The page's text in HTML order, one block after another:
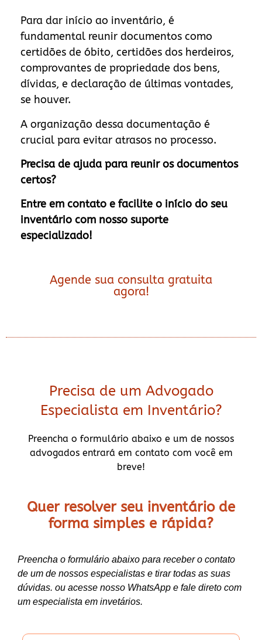
Para dar início ao inventário, é
fundamental reunir documentos como
certidões de óbito, certidões dos herdeiros,
comprovantes de propriedade dos bens,
dívidas, e declaração de últimas vontades,
se houver.
A organização dessa documentação é
crucial para evitar atrasos no processo.
Precisa de ajuda para reunir os documentos
certos?
Entre em contato e facilite o início do seu
inventário com nosso suporte
especializado!
Agende sua consulta gratuita
agora!
Precisa de um Advogado
Especialista em Inventário?
Preencha o formulário abaixo e um de nossos
advogados entrará em contato com você em
breve!
Quer resolver seu inventário de
forma simples e rápida?
Preencha o formulário abaixo para receber o contato
de um de nossos especialistas e tirar todas as suas
dúvidas. ou acesse nosso WhatsApp e fale direto com
um especialista em invetários.